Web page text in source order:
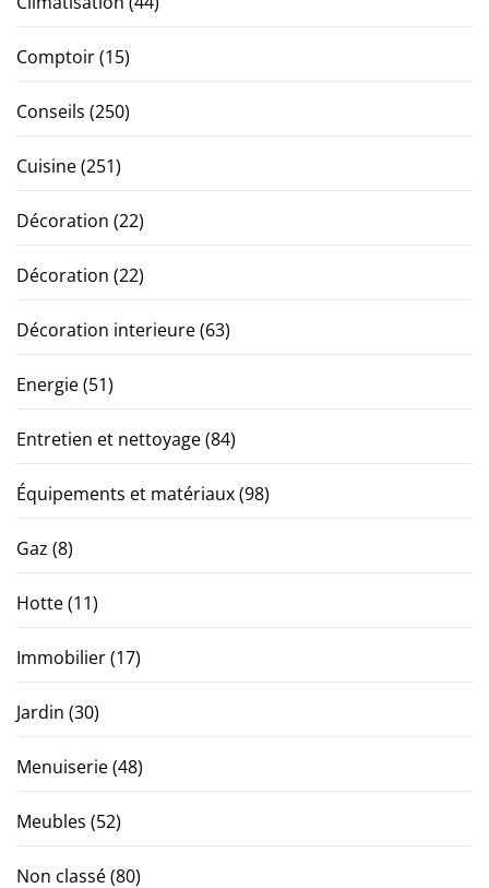
Comptoir(15)
Conseils (250)
Cuisine(251)
Décoration (22)
Décoration (22)
Décoration interieure(63)
Energie(51)
Entretien et nettoyage(84)
Équipements et matériaux(98)
Gaz (8)
Hotte(11)
Immobilier(17)
Jardin (30)
Menuiserie(48)
Meubles (52)
Non classé(80)